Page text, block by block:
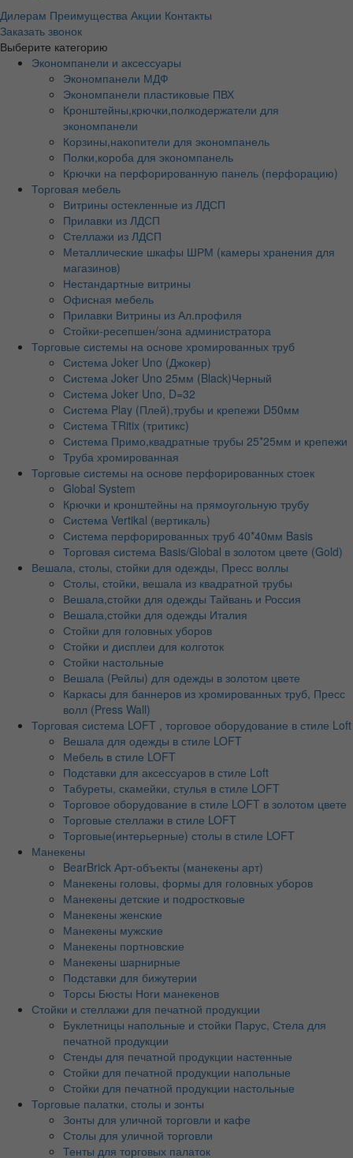
Дилерам Преимущества Акции Контакты
Заказать звонок
Выберите категорию
Экономпанели и аксессуары
Экономпанели МДФ
Экономпанели пластиковые ПВХ
Кронштейны,крючки,полкодержатели для
экономпанели
Корзины,накопители для экономпанель
Полки,короба для экономпанель
Крючки на перфорированную панель (перфорацию)
Торговая мебель
Витрины остекленные из ЛДСП
Прилавки из ЛДСП
Стеллажи из ЛДСП
Металлические шкафы ШРМ (камеры хранения для
магазинов)
Нестандартные витрины
Офисная мебель
Прилавки Витрины из Ал.профиля
Стойки-ресепшен/зона администратора
Торговые системы на основе хромированных труб
Система Joker Uno (Джокер)
Система Joker Uno 25мм (Black)Черный
Система Joker Uno, D=32
Система Play (Плей),трубы и крепежи D50мм
Система TRitix (тритикс)
Система Примо,квадратные трубы 25*25мм и крепежи
Труба хромированная
Торговые системы на основе перфорированных стоек
Global System
Крючки и кронштейны на прямоугольную трубу
Система Vertikal (вертикаль)
Система перфорированных труб 40*40мм Basis
Торговая система Basis/Global в золотом цвете (Gold)
Вешала, столы, стойки для одежды, Пресс воллы
Столы, стойки, вешала из квадратной трубы
Вешала,стойки для одежды Тайвань и Россия
Вешала,стойки для одежды Италия
Стойки для головных уборов
Стойки и дисплеи для колготок
Стойки настольные
Вешала (Рейлы) для одежды в золотом цвете
Каркасы для баннеров из хромированных труб, Пресс
волл (Press Wall)
Торговая система LOFT , торговое оборудование в стиле Loft
Вешала для одежды в стиле LOFT
Мебель в стиле LOFT
Подставки для аксессуаров в стиле Loft
Табуреты, скамейки, стулья в стиле LOFT
Торговое оборудование в стиле LOFT в золотом цвете
Торговые стеллажи в стиле LOFT
Торговые(интерьерные) столы в стиле LOFT
Манекены
BearBrick Арт-объекты (манекены арт)
Манекены головы, формы для головных уборов
Манекены детские и подростковые
Манекены женские
Манекены мужские
Манекены портновские
Манекены шарнирные
Подставки для бижутерии
Торсы Бюсты Ноги манекенов
Стойки и стеллажи для печатной продукции
Буклетницы напольные и стойки Парус, Стела для
печатной продукции
Стенды для печатной продукции настенные
Стойки для печатной продукции напольные
Стойки для печатной продукции настольные
Торговые палатки, столы и зонты
Зонты для уличной торговли и кафе
Столы для уличной торговли
Тенты для торговых палаток